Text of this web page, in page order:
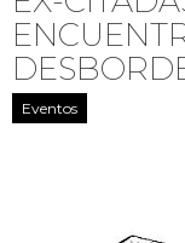
Eventos